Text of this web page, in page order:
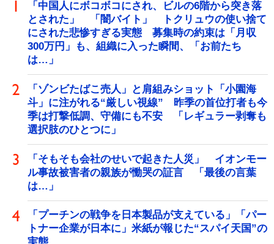
「中国人にボコボコにされ、ビルの6階から突き落
とされた」 「闇バイト」 トクリュウの使い捨て
にされた悲惨すぎる実態 募集時の約束は「月収
300万円」も、組織に入った瞬間、「お前たち
は…」
「ゾンビたばこ売人」と肩組みショット「小園海
斗」に注がれる“厳しい視線” 昨季の首位打者も今
季は打撃低調、守備にも不安 「レギュラー剥奪も
選択肢のひとつに」
「そもそも会社のせいで起きた人災」 イオンモー
ル事故被害者の親族が慟哭の証言 「最後の言葉
は…」
「プーチンの戦争を日本製品が支えている」「パー
トナー企業が日本に」米紙が報じた“スパイ天国”の